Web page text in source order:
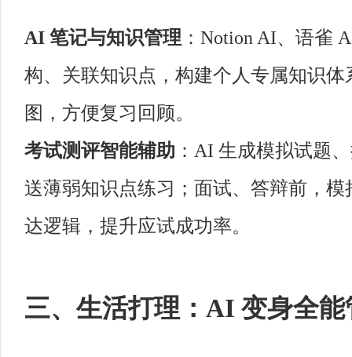
AI 笔记与知识管理 ：Notion AI、语雀
构、关联知识点，构建个人专属知识
图，方便复习回顾。
考试测评智能辅助 ：AI 生成模拟试题
送薄弱知识点练习；面试、答辩前，
达逻辑，提升应试成功率。
三、生活打理：AI 变身全